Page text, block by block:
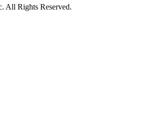
All Rights Reserved.